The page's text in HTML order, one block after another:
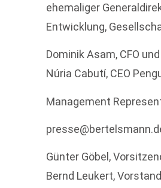
ehemaliger
Entwicklung,
Dominik Asam, CFO
Núria Cabutí, CEO
Management
Günter Göbel,
Bernd Leukert,